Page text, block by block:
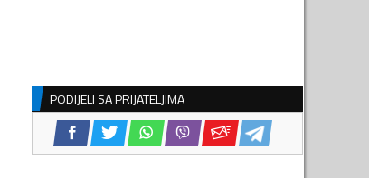
PODIJELI SA PRIJATELJIMA